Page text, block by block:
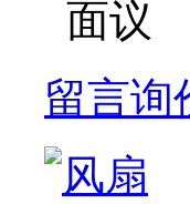
面议
留言询